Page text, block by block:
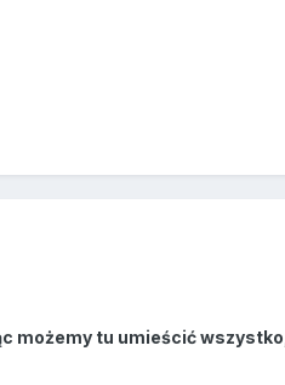
możemy tu umieścić